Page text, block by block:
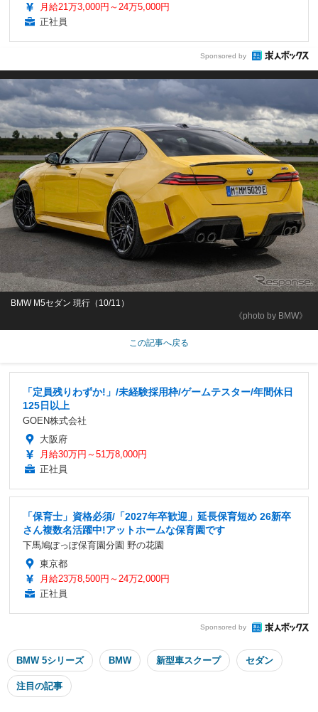
月給21万3,000円～24万5,000円
正社員
Sponsored by
《photo by BMW》
BMW M5セダン 現行（10/11）
この記事へ戻る
「定員残りわずか!」/未経験採用枠/ゲームテスター/年間休日
125日以上
GOEN株式会社
大阪府
月給30万円～51万8,000円
正社員
「保育士」資格必須/「2027年卒歓迎」延長保育短め 26新卒
さん複数名活躍中!アットホームな保育園です
下馬鳩ぽっぽ保育園分園 野の花園
東京都
月給23万8,500円～24万2,000円
正社員
Sponsored by
BMW 5シリーズ BMW 新型車スクープ セダン
注目の記事